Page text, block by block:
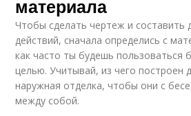
материала
Чтобы сделать чертеж и составить
действий, сначала определись с
как часто ты будешь пользоваться
целью. Учитывай, из чего построен
наружная отделка, чтобы они с
между собой.